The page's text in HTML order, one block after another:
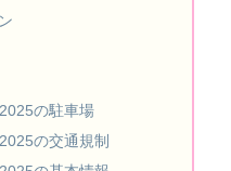
の駐車場
の交通規制